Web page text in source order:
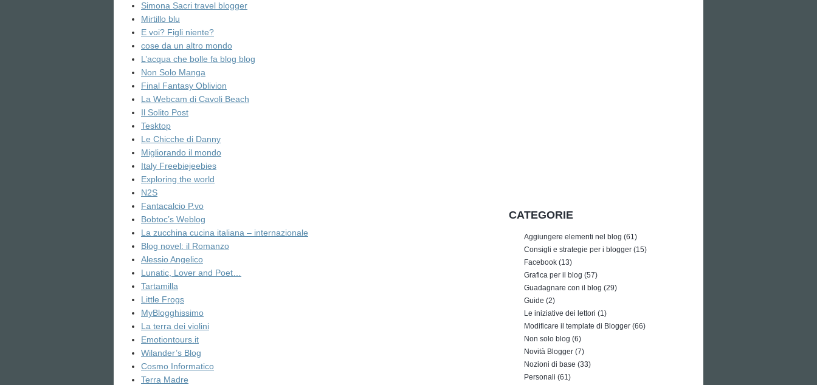
Simona Sacri travel blogger
Mirtillo blu
E voi? Figli niente?
cose da un altro mondo
L’acqua che bolle fa blog blog
Non Solo Manga
Final Fantasy Oblivion
La Webcam di Cavoli Beach
Il Solito Post
Tesktop
Le Chicche di Danny
Migliorando il mondo
Italy Freebiejeebies
Exploring the world
N2S
Fantacalcio P.vo
Bobtoc’s Weblog
La zucchina cucina italiana – internazionale
Blog novel: il Romanzo
Alessio Angelico
Lunatic, Lover and Poet…
Tartamilla
Little Frogs
MyBlogghissimo
La terra dei violini
Emotiontours.it
Wilander’s Blog
Cosmo Informatico
Terra Madre
CATEGORIE
Aggiungere elementi nel blog (61)
Consigli e strategie per i blogger (15)
Facebook (13)
Grafica per il blog (57)
Guadagnare con il blog (29)
Guide (2)
Le iniziative dei lettori (1)
Modificare il template di Blogger (66)
Non solo blog (6)
Novità Blogger (7)
Nozioni di base (33)
Personali (61)